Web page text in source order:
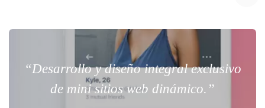
“Desarrollo y diseño integral exclusivo
de mini sitios web dinámico.”